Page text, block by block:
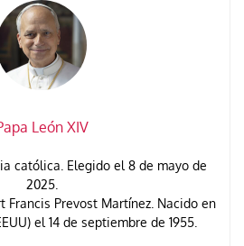
León XIV
católica. Elegido el 8 de mayo de
2025.
Francis Prevost Martínez. Nacido en
el 14 de septiembre de 1955.